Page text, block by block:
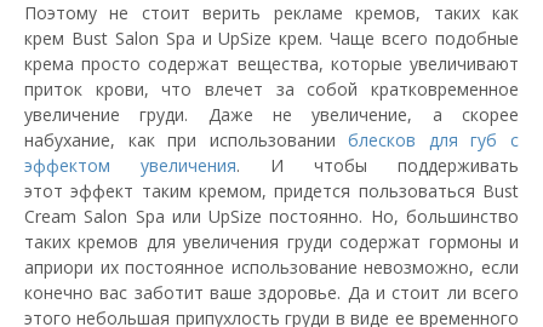
Поэтому не стоит верить рекламе кремов, таких как
крем Bust Salon Spa и UpSize крем. Чаще всего подобные
крема просто содержат вещества, которые увеличивают
приток крови, что влечет за собой кратковременное
увеличение груди. Даже не увеличение, а скорее
набухание, как при использованииблесков для губ с
эффектом увеличения. И чтобы поддерживать
этот эффект таким кремом, придется пользоваться Bust
Cream Salon Spa или UpSize постоянно. Но, большинство
таких кремов для увеличения груди содержат гормоны и
априори их постоянное использование невозможно, если
конечно вас заботит ваше здоровье. Да и стоит ли всего
этого небольшая припухлость груди в виде ее временного